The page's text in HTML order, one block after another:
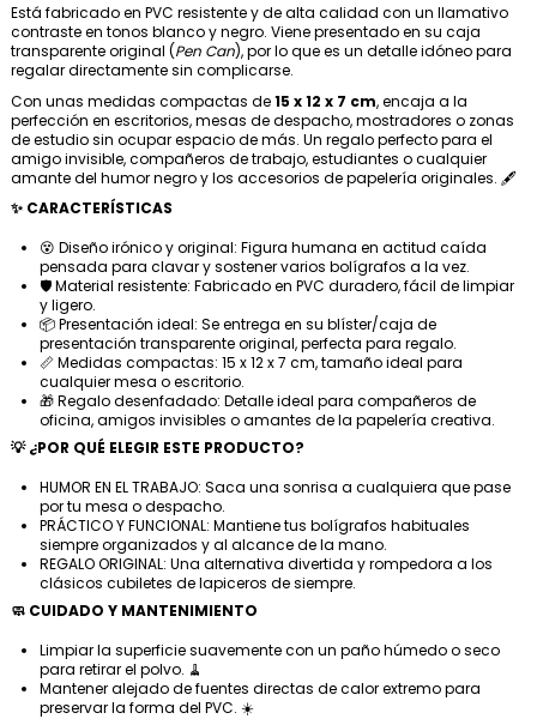
Está fabricado en PVC resistente y de alta calidad con un llamativo
contraste en tonos blanco y negro. Viene presentado en su caja
transparente original (Pen Can), por lo que es un detalle idóneo para
regalar directamente sin complicarse.
Con unas medidas compactas de15 x 12 x 7 cm, encaja a la
perfección en escritorios, mesas de despacho, mostradores o zonas
de estudio sin ocupar espacio de más. Un regalo perfecto para el
amigo invisible, compañeros de trabajo, estudiantes o cualquier
amante del humor negro y los accesorios de papelería originales. 🖋️
✨ CARACTERÍSTICAS
😵 Diseño irónico y original: Figura humana en actitud caída
pensada para clavar y sostener varios bolígrafos a la vez.
🛡️ Material resistente: Fabricado en PVC duradero, fácil de limpiar
y ligero.
📦 Presentación ideal: Se entrega en su blíster/caja de
presentación transparente original, perfecta para regalo.
📏 Medidas compactas: 15 x 12 x 7 cm, tamaño ideal para
cualquier mesa o escritorio.
🎁 Regalo desenfadado: Detalle ideal para compañeros de
oficina, amigos invisibles o amantes de la papelería creativa.
💡 ¿POR QUÉ ELEGIR ESTE PRODUCTO?
HUMOR EN EL TRABAJO: Saca una sonrisa a cualquiera que pase
por tu mesa o despacho.
PRÁCTICO Y FUNCIONAL: Mantiene tus bolígrafos habituales
siempre organizados y al alcance de la mano.
REGALO ORIGINAL: Una alternativa divertida y rompedora a los
clásicos cubiletes de lapiceros de siempre.
🧼 CUIDADO Y MANTENIMIENTO
Limpiar la superficie suavemente con un paño húmedo o seco
para retirar el polvo. 🧹
Mantener alejado de fuentes directas de calor extremo para
preservar la forma del PVC. ☀️